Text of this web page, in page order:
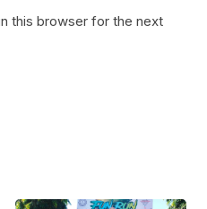
this browser for the next